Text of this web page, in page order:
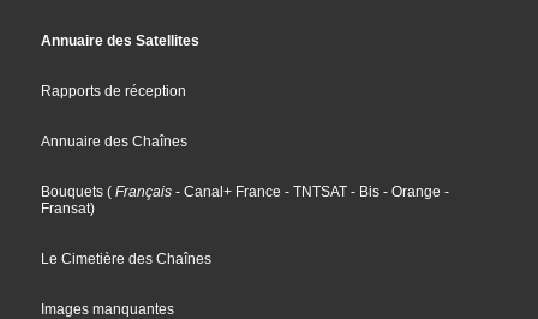
Annuaire des Satellites
Rapports de réception
Annuaire des Chaînes
Bouquets ( Français - Canal+ France - TNTSAT - Bis - Orange -
Fransat)
Le Cimetière des Chaînes
Images manquantes